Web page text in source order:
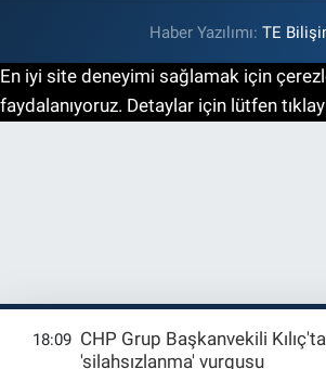
Haber Yazılımı: TE
En iyi site deneyimi sağlamak için
faydalanıyoruz. Detaylar için lütfen
18:09 CHP Grup Başkanvekili
'silahsızlanma' vurgusu